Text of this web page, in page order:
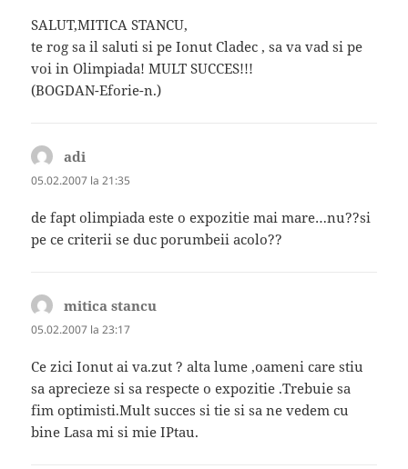
SALUT,MITICA STANCU,
te rog sa il saluti si pe Ionut Cladec , sa va vad si pe
voi in Olimpiada! MULT SUCCES!!!
(BOGDAN-Eforie-n.)
adi
05.02.2007 la 21:35
de fapt olimpiada este o expozitie mai mare…nu??si
pe ce criterii se duc porumbeii acolo??
mitica stancu
05.02.2007 la 23:17
Ce zici Ionut ai va.zut ? alta lume ,oameni care stiu
sa aprecieze si sa respecte o expozitie .Trebuie sa
fim optimisti.Mult succes si tie si sa ne vedem cu
bine Lasa mi si mie IPtau.